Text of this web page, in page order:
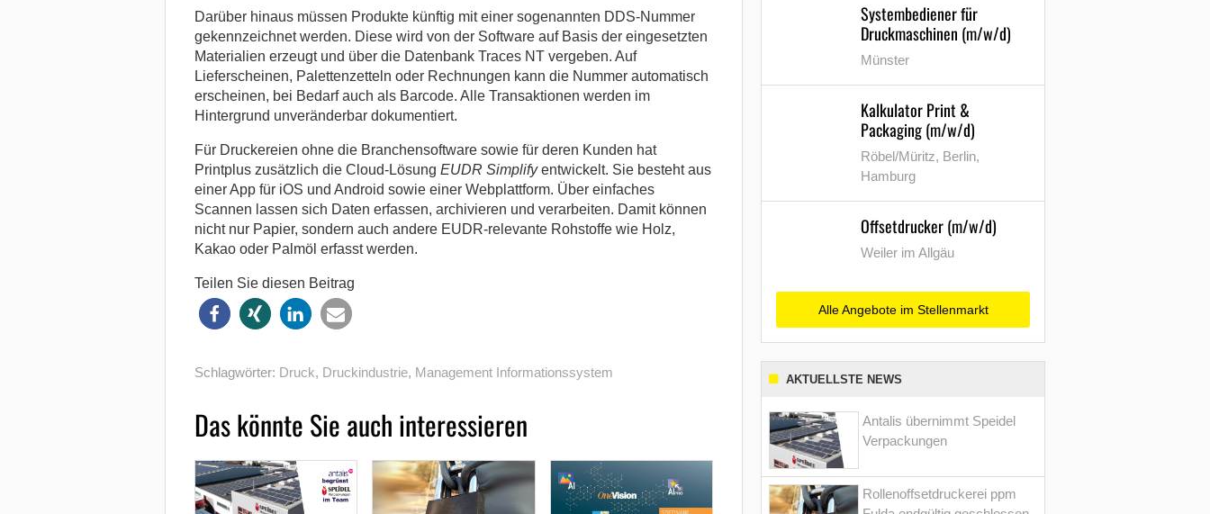
Darüber hinaus müssen Produkte künftig mit einer sogenannten DDS-Nummer
gekennzeichnet werden. Diese wird von der Software auf Basis der eingesetzten
Materialien erzeugt und über die Datenbank Traces NT vergeben. Auf
Lieferscheinen, Palettenzetteln oder Rechnungen kann die Nummer automatisch
erscheinen, bei Bedarf auch als Barcode. Alle Transaktionen werden im
Hintergrund unveränderbar dokumentiert.
Für Druckereien ohne die Branchensoftware sowie für deren Kunden hat
Printplus zusätzlich die Cloud-Lösung EUDR Simplifyentwickelt. Sie besteht aus
einer App für iOS und Android sowie einer Webplattform. Über einfaches
Scannen lassen sich Daten erfassen, archivieren und verarbeiten. Damit können
nicht nur Papier, sondern auch andere EUDR-relevante Rohstoffe wie Holz,
Kakao oder Palmöl erfasst werden.
Teilen Sie diesen Beitrag
Schlagwörter: Druck, Druckindustrie, Management Informations­system
Das könnte Sie auch interessieren
Systembediener für
Druckmaschinen (m/w/d)
Münster
Kalkulator Print &
Packaging (m/w/d)
Röbel/Müritz, Berlin,
Hamburg
Offsetdrucker (m/w/d)
Weiler im Allgäu
Alle Angebote im Stellenmarkt
AKTUELLSTE NEWS
Antalis übernimmt Speidel
Verpackungen
Rollenoffsetdruckerei ppm